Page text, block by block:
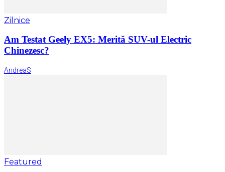
Zilnice
Am Testat Geely EX5: Merită SUV-ul Electric
Chinezesc?
AndreaS
Featured